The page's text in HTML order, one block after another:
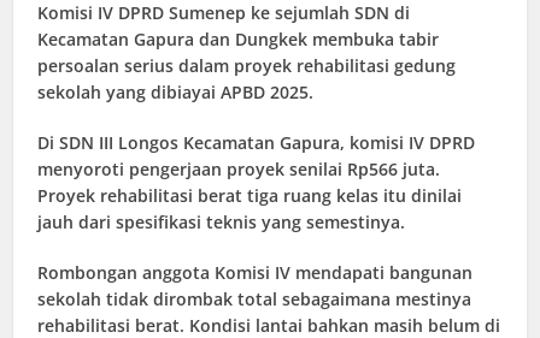
Komisi IV DPRD Sumenep ke sejumlah SDN di
Kecamatan Gapura dan Dungkek membuka tabir
persoalan serius dalam proyek rehabilitasi gedung
sekolah yang dibiayai APBD 2025.
Di SDN III Longos Kecamatan Gapura, komisi IV DPRD
menyoroti pengerjaan proyek senilai Rp566 juta.
Proyek rehabilitasi berat tiga ruang kelas itu dinilai
jauh dari spesifikasi teknis yang semestinya.
Rombongan anggota Komisi IV mendapati bangunan
sekolah tidak dirombak total sebagaimana mestinya
rehabilitasi berat. Kondisi lantai bahkan masih belum di